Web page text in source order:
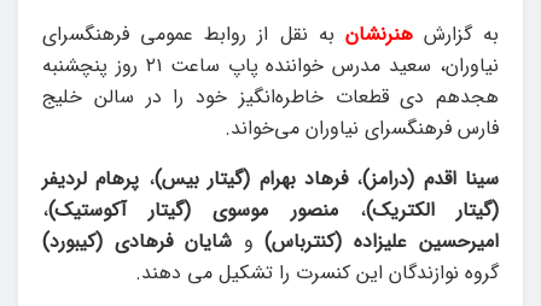
به گزارشهنرنشان به نقل از روابط عمومی فرهنگسرای
نیاوران، سعید مدرس خواننده پاپ ساعت ۲۱ روز پنچشنبه
هجدهم دی قطعات خاطره‌انگیز خود را در سالن خلیج
فارس فرهنگسرای نیاوران می‌خواند.
سینا اقدم (درامز)، فرهاد بهرام (گیتار بیس)، پرهام لردیفر
(گیتار الکتریک)،منصور موسوی (گیتار آکوستیک)،
امیرحسین علیزاده (کنترباس)وشایان فرهادی (کیبورد)
گروه نوازندگان این کنسرت را تشکیل می دهند.